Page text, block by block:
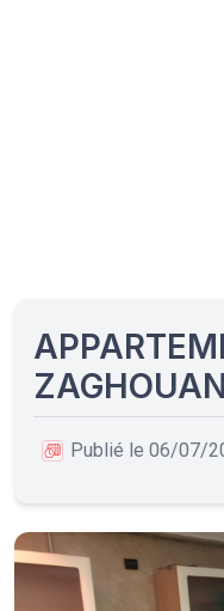
ZAGHOUAN
Publié le 06/07/